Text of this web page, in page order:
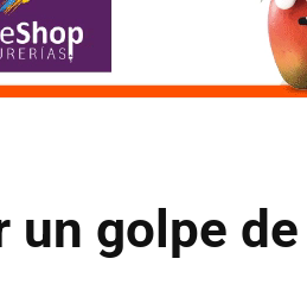
un golpe de